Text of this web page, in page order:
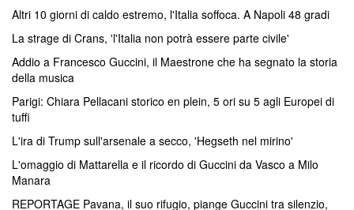
Altri 10 giorni di caldo estremo, l'Italia soffoca. A Napoli 48 gradi
La strage di Crans, 'l'Italia non potrà essere parte civile'
Addio a Francesco Guccini, il Maestrone che ha segnato la storia
della musica
Parigi: Chiara Pellacani storico en plein, 5 ori su 5 agli Europei di
tuffi
L'ira di Trump sull'arsenale a secco, 'Hegseth nel mirino'
L'omaggio di Mattarella e il ricordo di Guccini da Vasco a Milo
Manara
REPORTAGE Pavana, il suo rifugio, piange Guccini tra silenzio,